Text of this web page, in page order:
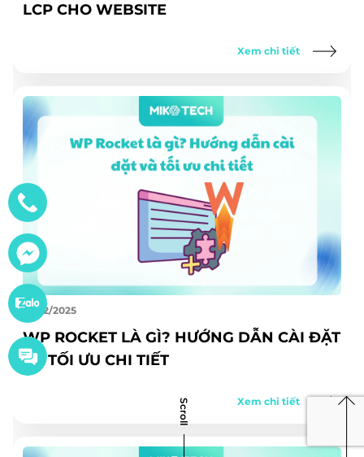
LCP CHO WEBSITE
Xem chi tiết
29/12/2025
WP ROCKET LÀ GÌ? HƯỚNG DẪN CÀI ĐẶT
VÀ TỐI ƯU CHI TIẾT
Xem chi tiết
Scroll